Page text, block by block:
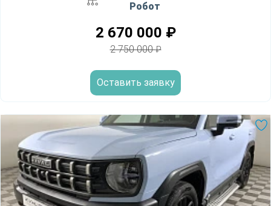
Робот
2 670 000 ₽
2 750 000₽
Оставить заявку